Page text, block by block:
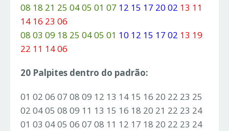
08 18 21 25 04 05 01 07 12 15 17 20 02 13 11
14 16 23 06
08 03 09 18 25 04 05 01 10 12 15 17 02 13 19
22 11 14 06
20 Palpites dentro do padrão:
01 02 06 07 08 09 12 13 14 15 16 20 22 23 25
02 04 05 08 09 11 13 15 16 18 20 21 22 23 24
01 03 04 05 06 07 08 11 12 17 18 20 22 23 24